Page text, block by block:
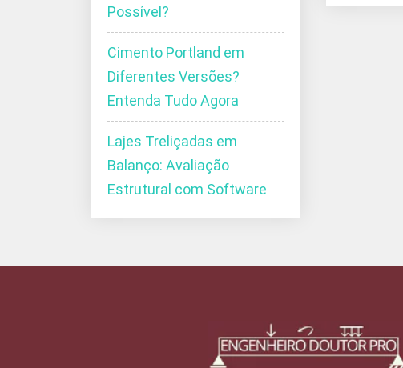
Possível?
Cimento Portland em
Diferentes Versões?
Entenda Tudo Agora
Lajes Treliçadas em
Balanço: Avaliação
Estrutural com Software